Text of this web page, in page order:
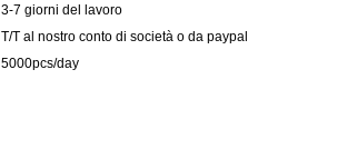
3-7 giorni del lavoro
T/T al nostro conto di società o da paypal
5000pcs/day